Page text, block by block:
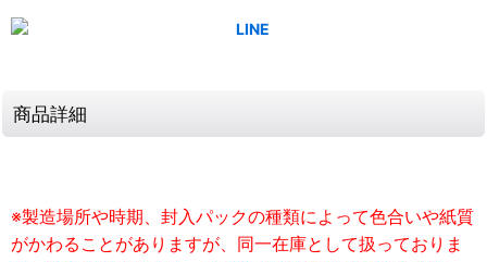
商品詳細
※製造場所や時期、封入パックの種類によって色合いや紙質
がかわることがありますが、同一在庫として扱っておりま